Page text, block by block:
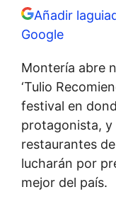
Añadir
Google
Montería abre
‘Tulio
festival en
protagonista, y
restaurantes
lucharán por
mejor del país.